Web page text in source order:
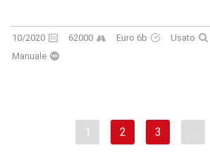
10/2020 62000 Euro 6b Usato
Manuale
1 2 3 …